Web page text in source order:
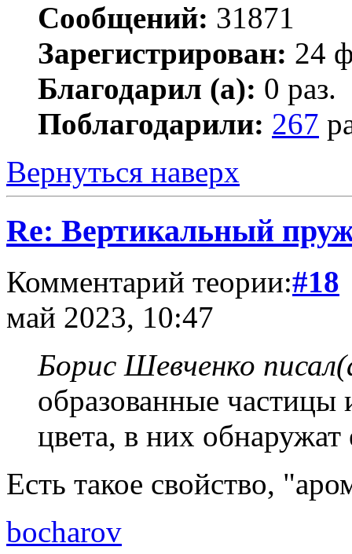
Сообщений: 31871
Зарегистрирован: 24
Благодарил (а): 0 раз.
Поблагодарили: 267
Вернуться наверх
Re: Вертикальный
Комментарий теории:#18
май 2023, 10:47
Борис Шевченко
образованные частицы
цвета, в них обнаружат
Есть такое свойство,
bocharov